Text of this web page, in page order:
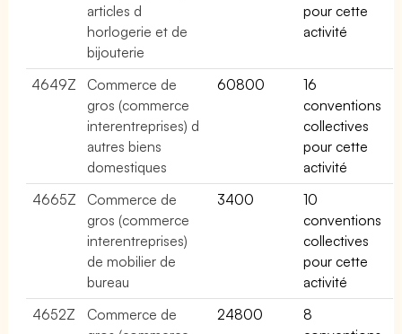
articles d
horlogerie et de
bijouterie
pour cette
activité
4649Z
Commerce de
gros (commerce
interentreprises) d
autres biens
domestiques
60800
16
conventions
collectives
pour cette
activité
4665Z
Commerce de
gros (commerce
interentreprises)
de mobilier de
bureau
3400
10
conventions
collectives
pour cette
activité
4652Z
Commerce de
24800
8